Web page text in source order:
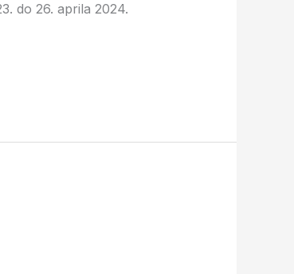
do 26. aprila 2024.